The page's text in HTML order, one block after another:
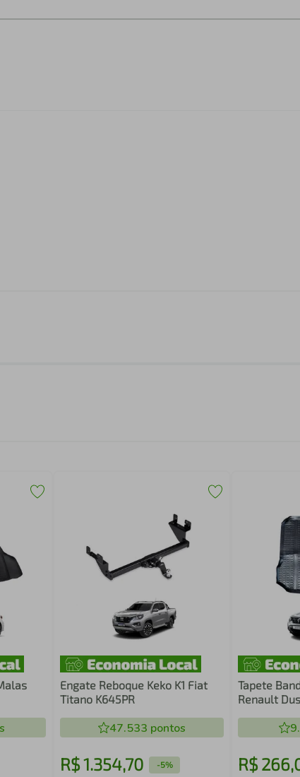
Engate Reboque Keko K1 Fiat
Titano K645PR
47.533 pontos
R$1.354,70 -5%
Tapete
Renault
R$ 266,